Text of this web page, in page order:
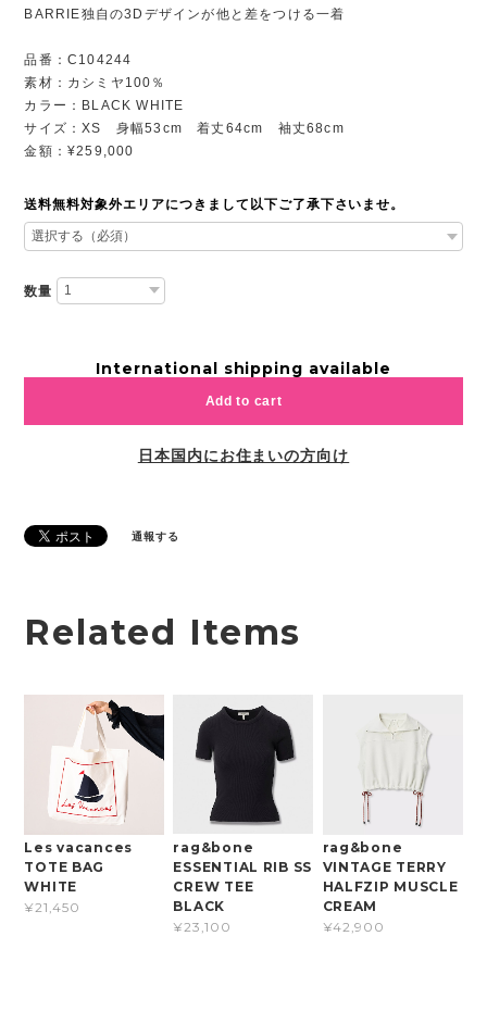
BARRIE独自の3Dデザインが他と差をつける一着
品番：C104244
素材：カシミヤ100％
カラー：BLACK WHITE
サイズ：XS 身幅53cm 着丈64cm 袖丈68cm
金額：¥259,000
送料無料対象外エリアにつきまして以下ご了承下さいませ。
数量
International shipping available
Add to cart
日本国内にお住まいの方向け
通報する
Related Items
Les vacances
TOTE BAG
WHITE
¥21,450
rag&bone
ESSENTIAL RIB SS
CREW TEE
BLACK
¥23,100
rag&bone
VINTAGE TERRY
HALFZIP MUSCLE
CREAM
¥42,900